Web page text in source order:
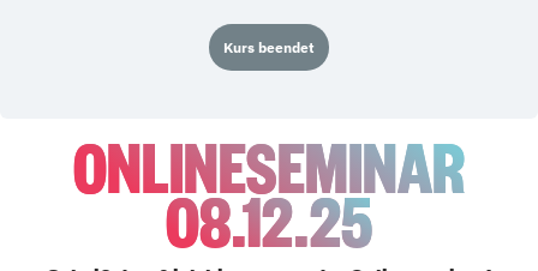
Kurs beendet
ONLINESEMINAR
08.12.25